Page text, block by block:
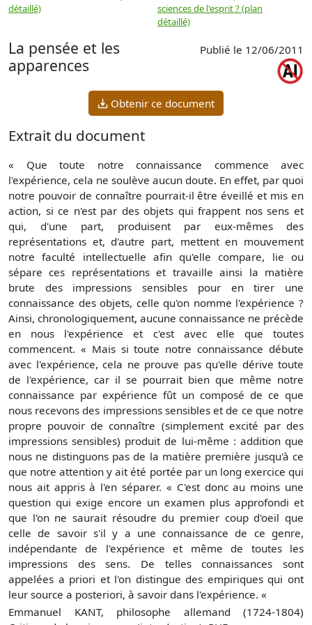
détaillé)
sciences de l'esprit ? (plan
détaillé)
La pensée et les
apparences
Publié le 12/06/2011
Obtenir ce document
Extrait du document
« Que toute notre connaissance commence avec
l'expérience, cela ne soulève aucun doute. En effet, par quoi
notre pouvoir de connaître pourrait-il être éveillé et mis en
action, si ce n'est par des objets qui frappent nos sens et
qui, d'une part, produisent par eux-mêmes des
représentations et, d'autre part, mettent en mouvement
notre faculté intellectuelle afin qu'elle compare, lie ou
sépare ces représentations et travaille ainsi la matière
brute des impressions sensibles pour en tirer une
connaissance des objets, celle qu'on nomme l'expérience ?
Ainsi, chronologiquement, aucune connaissance ne précède
en nous l'expérience et c'est avec elle que toutes
commencent. « Mais si toute notre connaissance débute
avec l'expérience, cela ne prouve pas qu'elle dérive toute
de l'expérience, car il se pourrait bien que même notre
connaissance par expérience fût un composé de ce que
nous recevons des impressions sensibles et de ce que notre
propre pouvoir de connaître (simplement excité par des
impressions sensibles) produit de lui-même : addition que
nous ne distinguons pas de la matière première jusqu'à ce
que notre attention y ait été portée par un long exercice qui
nous ait appris à l'en séparer. « C'est donc au moins une
question qui exige encore un examen plus approfondi et
que l'on ne saurait résoudre du premier coup d'oeil que
celle de savoir s'il y a une connaissance de ce genre,
indépendante de l'expérience et même de toutes les
impressions des sens. De telles connaissances sont
appelées a priori et l'on distingue des empiriques qui ont
leur source a posteriori, à savoir dans l'expérience. «
Emmanuel KANT, philosophe allemand (1724-1804)